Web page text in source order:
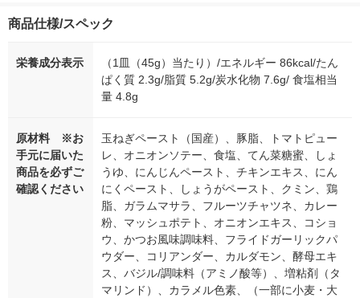
商品仕様/スペック
栄養成分表示
（1皿（45g）当たり）/エネルギー 86kcal/たん
ぱく質 2.3g/脂質 5.2g/炭水化物 7.6g/ 食塩相当
量 4.8g
原材料 ※お
手元に届いた
商品を必ずご
確認ください
玉ねぎペースト（国産）、豚脂、トマトピュー
レ、オニオンソテー、食塩、てん菜糖蜜、しょ
うゆ、にんじんペースト、チキンエキス、にん
にくペースト、しょうがペースト、クミン、鶏
脂、ガラムマサラ、フルーツチャツネ、カレー
粉、マッシュポテト、オニオンエキス、コショ
ウ、かつお風味調味料、フライドガーリックパ
ウダー、コリアンダー、カルダモン、酵母エキ
ス、バジル/調味料（アミノ酸等）、増粘剤（タ
マリンド）、カラメル色素、（一部に小麦・大